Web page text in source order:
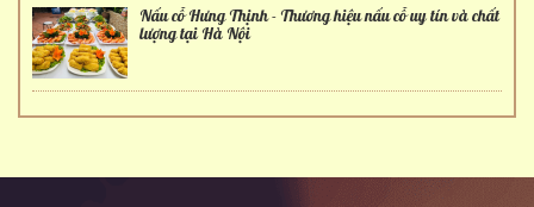
Nấu cỗ Hưng Thịnh - Thương hiệu nấu cỗ uy tín và chất
lượng tại Hà Nội